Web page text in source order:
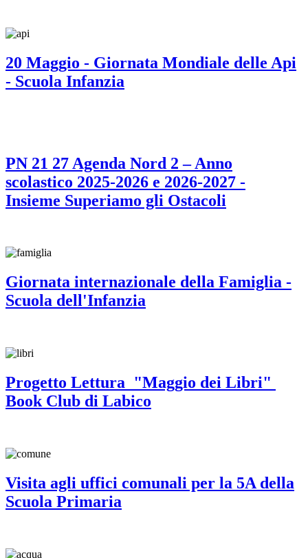
20 Maggio - Giornata Mondiale delle Api
- Scuola Infanzia
PN 21 27 Agenda Nord 2 – Anno
scolastico 2025-2026 e 2026-2027 -
Insieme Superiamo gli Ostacoli
Giornata internazionale della Famiglia -
Scuola dell'Infanzia
Progetto Lettura "Maggio dei Libri"
Book Club di Labico
Visita agli uffici comunali per la 5A della
Scuola Primaria